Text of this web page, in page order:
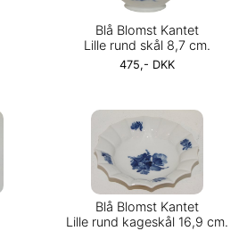
Blå Blomst Kantet
Lille rund skål 8,7 cm.
475,- DKK
Blå Blomst Kantet
Lille rund kageskål 16,9 cm.